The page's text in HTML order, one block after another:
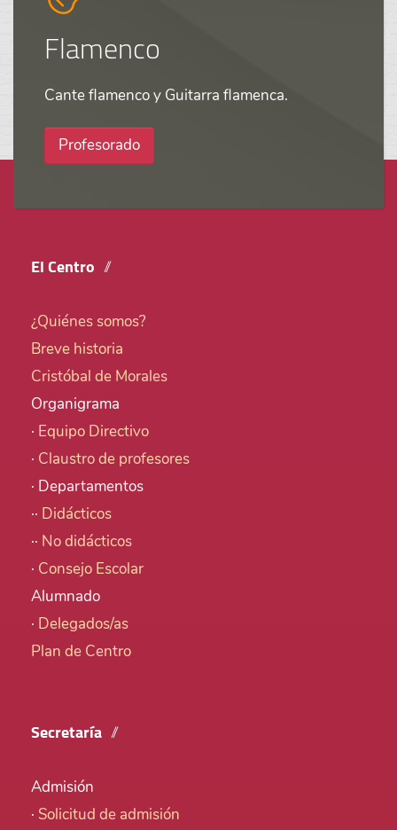
Flamenco
Cante flamenco y Guitarra flamenca.
Profesorado
El Centro
¿Quiénes somos?
Breve historia
Cristóbal de Morales
Organigrama
· Equipo Directivo
· Claustro de profesores
· Departamentos
·· Didácticos
·· No didácticos
· Consejo Escolar
Alumnado
· Delegados/as
Plan de Centro
Secretaría
Admisión
· Solicitud de admisión